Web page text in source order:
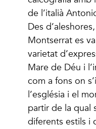
de l’italià
Des
Montserrat es
varietat
Mare de Déu i
com a fons on
l’església i el
partir de la qual
diferents estils i